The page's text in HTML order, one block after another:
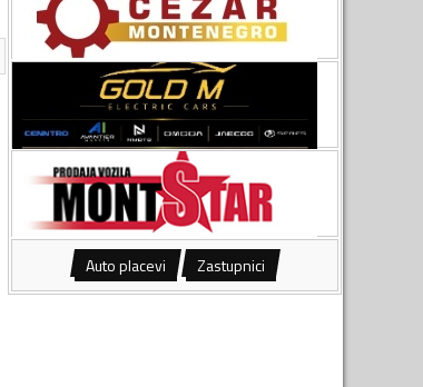
Auto placevi Zastupnici